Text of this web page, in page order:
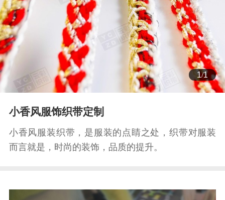
1/1
小香风服饰织带定制
小香风服装织带，是服装的点睛之处，织带对服装
而言就是，时尚的装饰，品质的提升。